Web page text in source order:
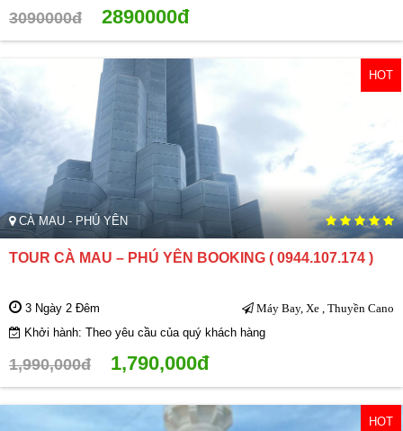
3090000đ 2890000đ
HOT
CÀ MAU - PHÚ YÊN
TOUR CÀ MAU – PHÚ YÊN BOOKING ( 0944.107.174 )
3 Ngày 2 Đêm Máy Bay, Xe , Thuyền Cano
Khởi hành: Theo yêu cầu của quý khách hàng
1,990,000đ 1,790,000đ
HOT